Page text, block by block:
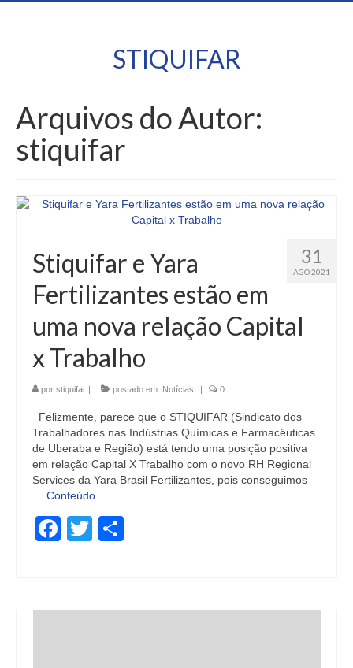
STIQUIFAR
Arquivos do Autor:
stiquifar
31
AGO 2021
Stiquifar e Yara
Fertilizantes estão em
uma nova relação Capital
x Trabalho
por stiquifar | postado em: Notícias | 0
Felizmente, parece que o STIQUIFAR (Sindicato dos
Trabalhadores nas Indústrias Químicas e Farmacêuticas
de Uberaba e Região) está tendo uma posição positiva
em relação Capital X Trabalho com o novo RH Regional
Services da Yara Brasil Fertilizantes, pois conseguimos
Conteúdo
Facebook
Twitter